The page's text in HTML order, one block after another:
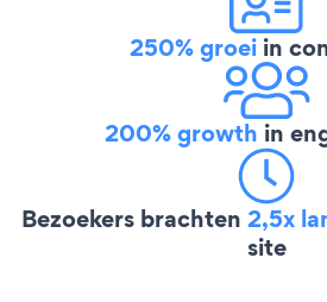
250% groei in
200% growth in
Bezoekers brachten 2,5x
site